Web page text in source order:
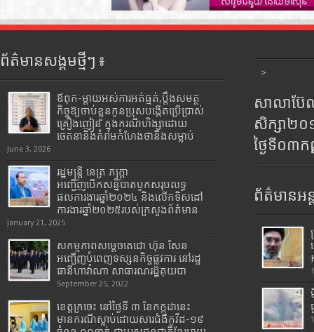
ព័ត៌មានសង្គមថ្មីៗ ៖
ឪពុក-ម្ដាយអស់ការអត់ធ្មត់,ប្ដឹងសមត្ថ
កិច្ចឱ្យចាប់ខ្លួនកូនប្រុសបង្កើតប្រើប្រាស់
គ្រឿងញៀន ក្នុងករណីហិង្សាដោយ
ចេតនានិងគំរាមកំហែងថានឹងសម្លាប់
June 3, 2026
រដ្ឋមន្រ្តី​ នេត្រ​ ភក្ត្រា​
អញ្ជើញបើកសន្និបាតបូកសរុបលទ្ធ
ផលការងារឆ្នាំ២០២៤ និងលើកទិសដៅ
ការងារឆ្នាំ២០២៥របស់​ក្រសួង​ព័ត៌មាន​
January 21, 2025
សកម្មភាពសម្តេចតេជោ ហ៊ុន សែន
អញ្ជើញបំពេញទស្សនកិច្ចផ្លូវការ នៅរដ្ឋ
ធានីហាវ៉ាណា សាធារណរដ្ឋគុយបា
September 25, 2022
ខេត្តក្រចេះ នៅថ្ងៃទី ៣ ខែកក្កដានេះ
មានករណីស្លាប់ដោយសារជំងឺកូវីដ-១៩
>
សាលាប៊ែ
សិក្សា២
ថ្ងៃទី០៣
ព័ត៌មានអន្